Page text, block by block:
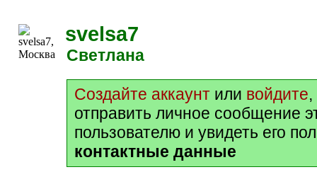
svelsa7
Светлана
Создайте аккаунт или войдите
отправить личное сообщение
пользователю и увидеть его
контактные данные